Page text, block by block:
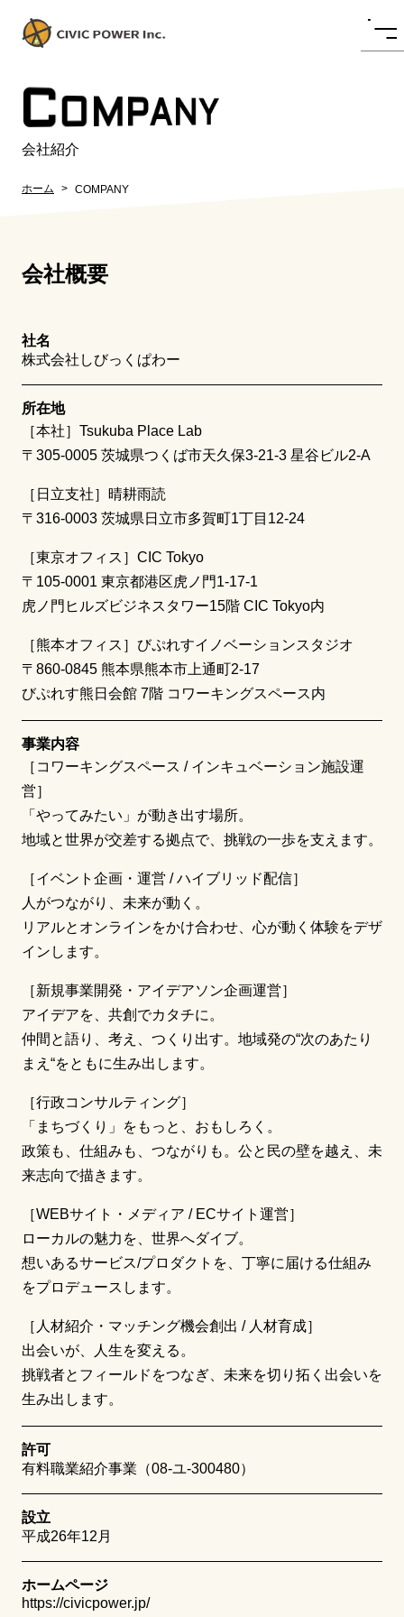
COMPANY
会社紹介
ホーム COMPANY
会社概要
社名
株式会社しびっくぱわー
所在地
［本社］Tsukuba Place Lab
〒305-0005 茨城県つくば市天久保3-21-3 星谷ビル2-A
［日立支社］晴耕雨読
〒316-0003 茨城県日立市多賀町1丁目12-24
［東京オフィス］CIC Tokyo
〒105-0001 東京都港区虎ノ門1-17-1
虎ノ門ヒルズビジネスタワー15階 CIC Tokyo内
［熊本オフィス］びぷれすイノベーションスタジオ
〒860-0845 熊本県熊本市上通町2-17
びぷれす熊日会館 7階 コワーキングスペース内
事業内容
［コワーキングスペース / インキュベーション施設運
営］
「やってみたい」が動き出す場所。
地域と世界が交差する拠点で、挑戦の一歩を支えます。
［イベント企画・運営 / ハイブリッド配信］
人がつながり、未来が動く。
リアルとオンラインをかけ合わせ、心が動く体験をデザ
インします。
［新規事業開発・アイデアソン企画運営］
アイデアを、共創でカタチに。
仲間と語り、考え、つくり出す。地域発の“次のあたり
まえ“をともに生み出します。
［行政コンサルティング］
「まちづくり」をもっと、おもしろく。
政策も、仕組みも、つながりも。公と民の壁を越え、未
来志向で描きます。
［WEBサイト・メディア / ECサイト運営］
ローカルの魅力を、世界へダイブ。
想いあるサービス/プロダクトを、丁寧に届ける仕組み
をプロデュースします。
［人材紹介・マッチング機会創出 / 人材育成］
出会いが、人生を変える。
挑戦者とフィールドをつなぎ、未来を切り拓く出会いを
生み出します。
許可
有料職業紹介事業（08-ユ-300480）
設立
平成26年12月
ホームページ
https://civicpower.jp/